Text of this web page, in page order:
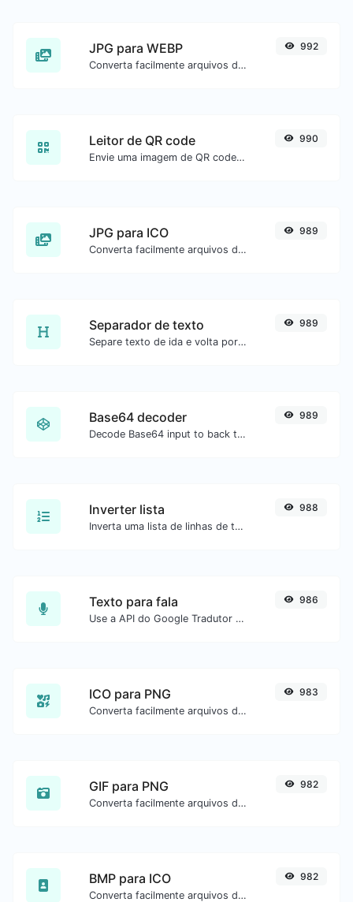
JPG para WEBP
Converta facilmente arquivos de imagem JPG para WEBP.
992
Leitor de QR code
Envie uma imagem de QR code e extraia os dados.
990
JPG para ICO
Converta facilmente arquivos de imagem JPG para ICO.
989
Separador de texto
Separe texto de ida e volta por novas linhas, vírgulas, pontos etc.
989
Base64 decoder
Decode Base64 input to back to string.
989
Inverter lista
Inverta uma lista de linhas de texto.
988
Texto para fala
Use a API do Google Tradutor para gerar áudio de texto para fala.
986
ICO para PNG
Converta facilmente arquivos de imagem ICO para PNG.
983
GIF para PNG
Converta facilmente arquivos de imagem GIF para PNG.
982
BMP para ICO
Converta facilmente arquivos de imagem BMP para ICO.
982